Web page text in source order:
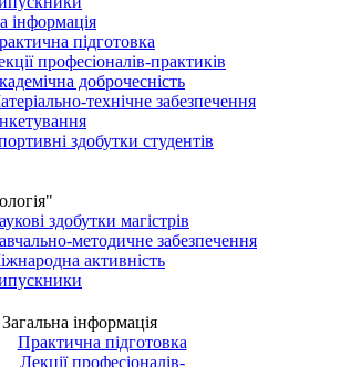
інформація
підготовка
професіоналів-практиків
доброчесність
технічне забезпечення
здобутки студентів
здобутки магістрів
методичне забезпечення
активність
Загальна інформація
Практична підготовка
Лекції професіоналів-